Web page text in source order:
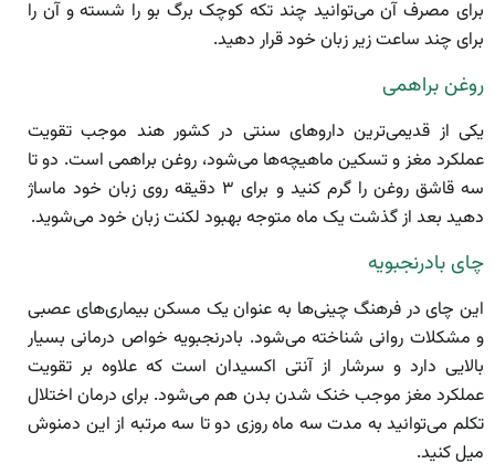
برای مصرف آن می‌توانید چند تکه کوچک برگ بو را شسته و آن را
برای چند ساعت زیر زبان خود قرار دهید.
روغن براهمی
یکی از قدیمی‌ترین داروهای سنتی در کشور هند موجب تقویت
عملکرد مغز و تسکین ماهیچه‌ها می‌شود، روغن براهمی است. دو تا
سه قاشق روغن را گرم کنید و برای ۳ دقیقه روی زبان خود ماساژ
دهید بعد از گذشت یک ماه متوجه بهبود لکنت زبان خود می‌شوید.
چای بادرنجبویه
این چای در فرهنگ چینی‌ها به عنوان یک مسکن بیماری‌های عصبی
و مشکلات روانی شناخته می‌شود. بادرنجبویه خواص درمانی بسیار
بالایی دارد و سرشار از آنتی اکسیدان است که علاوه بر تقویت
عملکرد مغز موجب خنک شدن بدن هم می‌شود. برای درمان اختلال
تکلم می‌توانید به مدت سه ماه روزی دو تا سه مرتبه از این دمنوش
میل کنید.